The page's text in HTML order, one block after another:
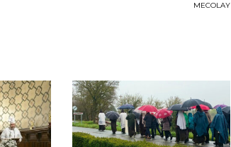
MECOLAY